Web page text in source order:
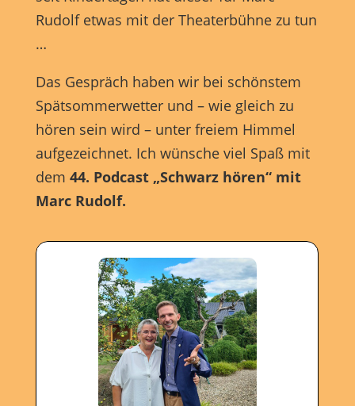
Rudolf etwas mit der Theaterbühne zu tun
…
Das Gespräch haben wir bei schönstem
Spätsommerwetter und – wie gleich zu
hören sein wird – unter freiem Himmel
aufgezeichnet. Ich wünsche viel Spaß mit
dem 44. Podcast „Schwarz hören“ mit
Marc Rudolf.